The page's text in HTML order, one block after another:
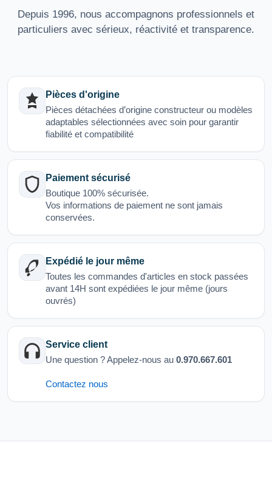
Depuis 1996, nous accompagnons professionnels et
particuliers avec sérieux, réactivité et transparence.
Pièces d'origine
Pièces détachées d’origine constructeur ou modèles
adaptables sélectionnées avec soin pour garantir
fiabilité et compatibilité
Paiement sécurisé
Boutique 100% sécurisée.
Vos informations de paiement ne sont jamais
conservées.
Expédié le jour même
Toutes les commandes d'articles en stock passées
avant 14H sont expédiées le jour même (jours
ouvrés)
Service client
Une question ? Appelez-nous au 0.970.667.601
Contactez nous